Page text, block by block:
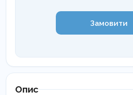
Замовити
Опис